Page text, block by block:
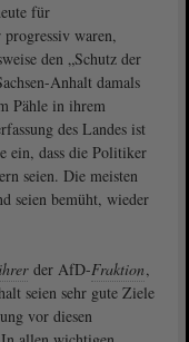
für
waren,
den „Schutz der
Anhalt damals
Pähle in ihrem
des Landes ist
ein, dass die Politiker
seien. Die meisten
seien bemüht, wieder
der AfD-Fraktion,
seien sehr gute Ziele
vor diesen